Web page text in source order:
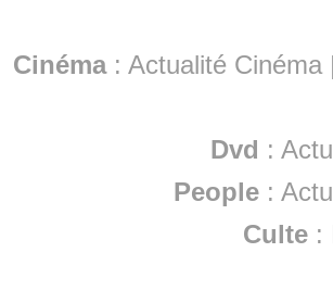
Cinéma: Actualité Cinéma |
Dvd :
People :
Culte :